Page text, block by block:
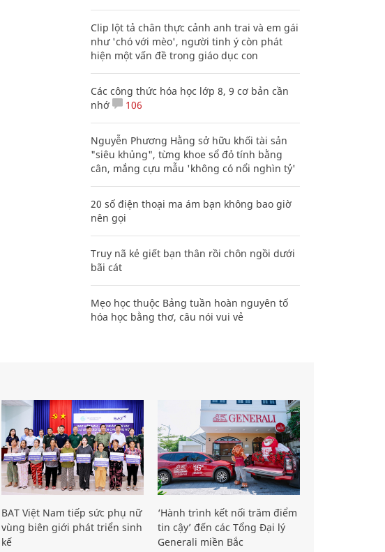
Clip lột tả chân thực cảnh anh trai và em gái
như 'chó với mèo', người tinh ý còn phát
hiện một vấn đề trong giáo dục con
Các công thức hóa học lớp 8, 9 cơ bản cần
nhớ
106
Nguyễn Phương Hằng sở hữu khối tài sản
"siêu khủng", từng khoe sổ đỏ tính bằng
cân, mắng cựu mẫu 'không có nổi nghìn tỷ'
20 số điện thoại ma ám bạn không bao giờ
nên gọi
Truy nã kẻ giết bạn thân rồi chôn ngồi dưới
bãi cát
Mẹo học thuộc Bảng tuần hoàn nguyên tố
hóa học bằng thơ, câu nói vui vẻ
BAT Việt Nam tiếp sức phụ nữ
vùng biên giới phát triển sinh
kế
‘Hành trình kết nối trăm điểm
tin cậy’ đến các Tổng Đại lý
Generali miền Bắc